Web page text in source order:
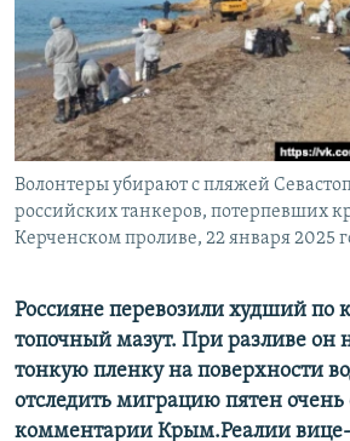
ПОБЕДИТЕЛЕЙ НЕ СУДЯТ?
КРЫМ.НЕПОКОРЕННЫЙ
ELIFBE
УКРАИНСКАЯ ПРОБЛЕМА КРЫМА
ПРИСОЕДИНЯЙТЕСЬ!
Все сайты RFE/RL
Волонтеры убирают с пляжей
российских танкеров, потерпевших
Керченском проливе, 22 января 2025
Россияне перевозили худший по
топочный мазут. При разливе он
тонкую пленку на поверхности
отследить миграцию пятен очень
комментарии Крым.Реалии